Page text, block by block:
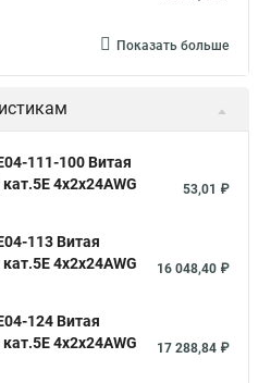
Показать больше
111-100 Витая
4х2х24AWG
53,01 ₽
113 Витая
4х2х24AWG
16 048,40 ₽
124 Витая
4х2х24AWG
17 288,84 ₽